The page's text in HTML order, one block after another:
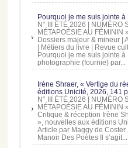
Pourquoi je me suis jointe à
N° III ÉTÉ 2026 | NUMÉRO
MÉTAPOÉSIE AU FÉMININ
Dossiers majeur & mineur |
| Métiers du livre | Revue
Pourquoi je me suis jointe à
photographie (fournie) par...
Irène Shraer, « Vertige du
éditions Unicité, 2026, 141
N° III ÉTÉ 2026 | NUMÉRO
MÉTAPOÉSIE AU FÉMININ
Critique & réception Irène
», nouvelles aux éditions
Article par Maggy de
Manoir Des Poètes Il s’agit...